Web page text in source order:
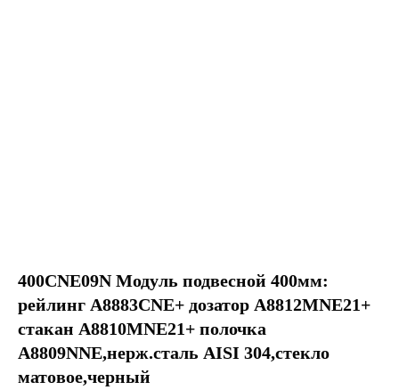
400CNE09N Модуль подвесной 400мм:
рейлинг A8883CNE+ дозатор A8812MNE21+
стакан A8810MNE21+ полочка
A8809NNE,нерж.сталь AISI 304,стекло
матовое,черный